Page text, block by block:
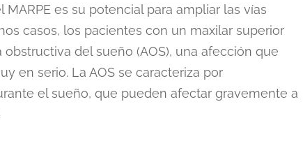
es su potencial para ampliar las vías
casos, los pacientes con un maxilar superior
del sueño (AOS), una afección que
en serio. La AOS se caracteriza por
el sueño, que pueden afectar gravemente a